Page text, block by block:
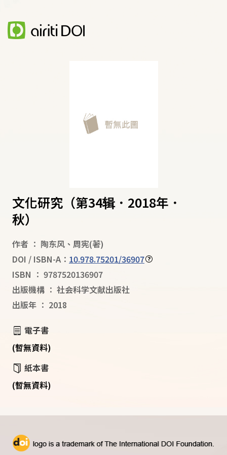
文化研究（第34辑．2018年．
秋）
作者 ： 陶东风 、 周宪(著)
DOI / ISBN-A： 10.978.75201/36907
ISBN ： 9787520136907
出版機構 ： 社会科学文献出版社
出版年 ： 2018
電子書
(暫無資料)
紙本書
(暫無資料)